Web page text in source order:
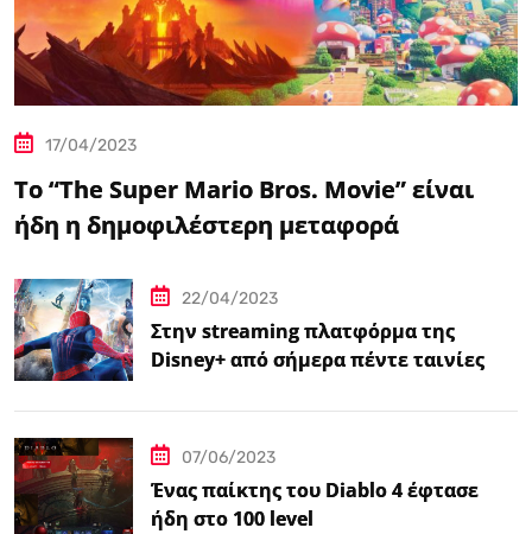
17/04/2023
Το “The Super Mario Bros. Movie” είναι
ήδη η δημοφιλέστερη μεταφορά
22/04/2023
Στην streaming πλατφόρμα της
Disney+ από σήμερα πέντε ταινίες
07/06/2023
Ένας παίκτης του Diablo 4 έφτασε
ήδη στο 100 level